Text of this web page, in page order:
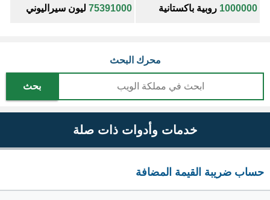
1000000 روبية باكستانية 75391000 ليون سيراليوني
محرك البحث
بحث
خدمات وأدوات ذات صلة
حساب ضريبة القيمة المضافة